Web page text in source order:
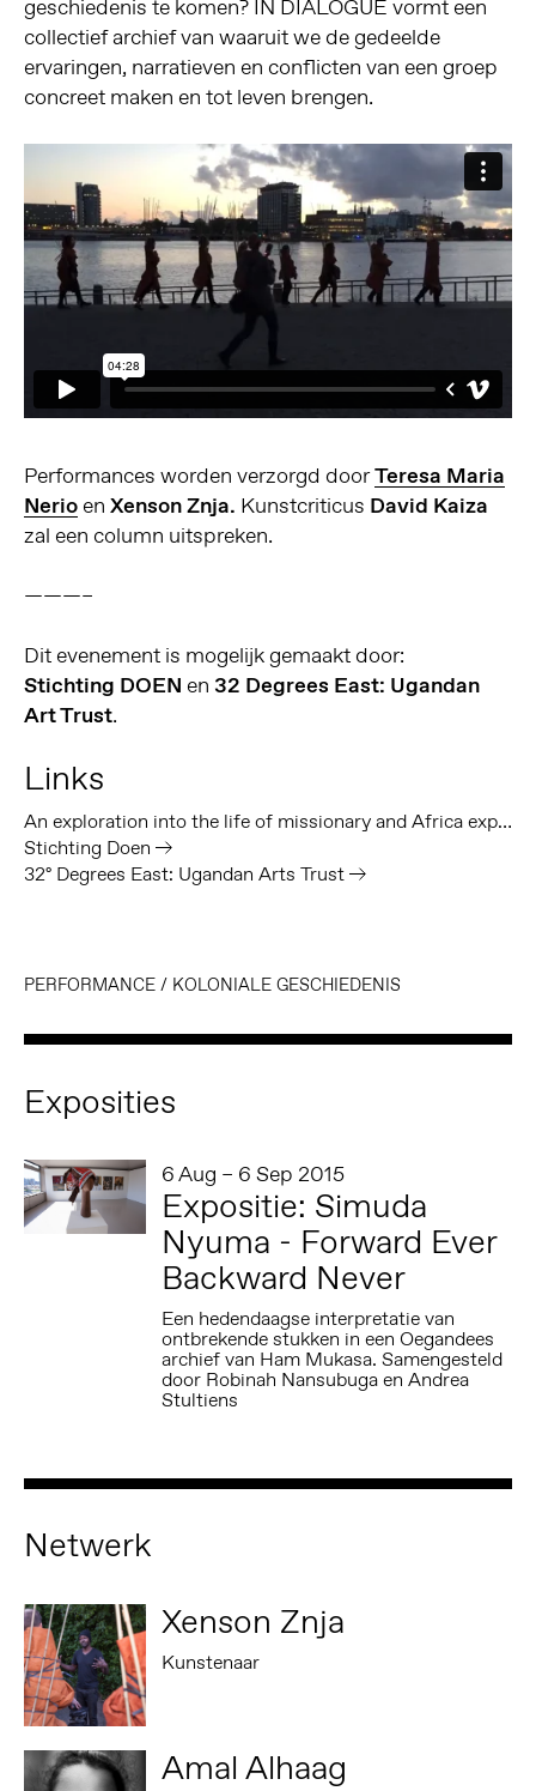
geschiedenis te komen? IN DIALOGUE vormt een
collectief archief van waaruit we de gedeelde
ervaringen, narratieven en conflicten van een groep
concreet maken en tot leven brengen.
Performances worden verzorgd doorTeresa Maria
Nerioen Xenson Znja. Kunstcriticus David Kaiza
zal een column uitspreken.
———–
Dit evenement is mogelijk gemaakt door:
Stichting DOEN en 32 Degrees East: Ugandan
Art Trust.
Links
An exploration into the life of missionary and Africa explorer A. MacKay
Stichting Doen
32º Degrees East: Ugandan Arts Trust
PERFORMANCE/ KOLONIALE GESCHIEDENIS
Exposities
6 Aug – 6 Sep 2015
Expositie: Simuda
Nyuma - Forward Ever
Backward Never
Een hedendaagse interpretatie van
ontbrekende stukken in een Oegandees
archief van Ham Mukasa. Samengesteld
door Robinah Nansubuga en Andrea
Stultiens
Netwerk
Xenson Znja
Kunstenaar
Amal Alhaag